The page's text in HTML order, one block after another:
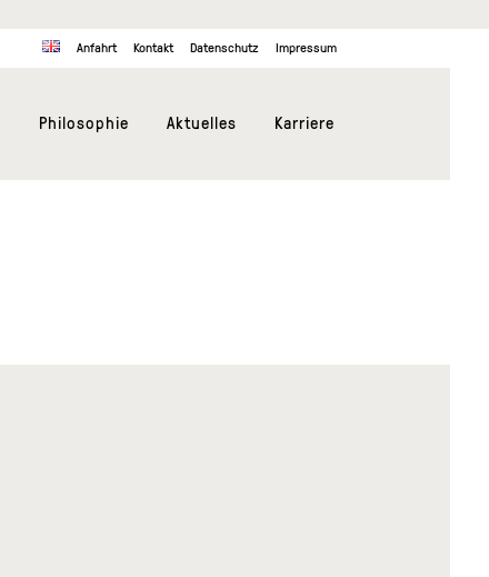
Anfahrt Kontakt Datenschutz Impressum
Philosophie Aktuelles Karriere